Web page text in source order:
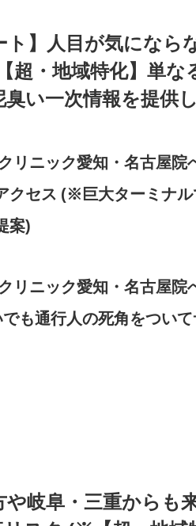
ト】人目が気にな
超・地域特化】単な
い一次情報を提供
リニック愛知・名古屋
クセス (※巨大ターミナル
案)
リニック愛知・名古屋
も通行人の死角をつい
や岐阜・三重からも